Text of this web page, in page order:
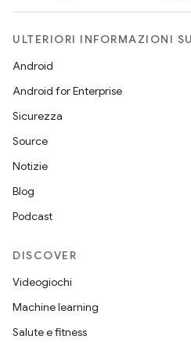
ULTERIORI INFORMAZIONI
Android
Android for Enterprise
Sicurezza
Source
Notizie
Blog
Podcast
DISCOVER
Videogiochi
Machine learning
Salute e fitness